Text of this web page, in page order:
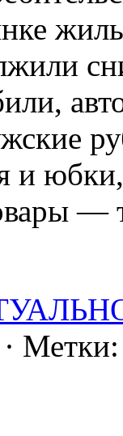
и
· Метки: